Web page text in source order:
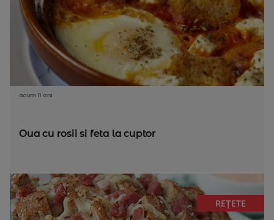
acum 11 ani
Oua cu rosii si feta la cuptor
REȚETE